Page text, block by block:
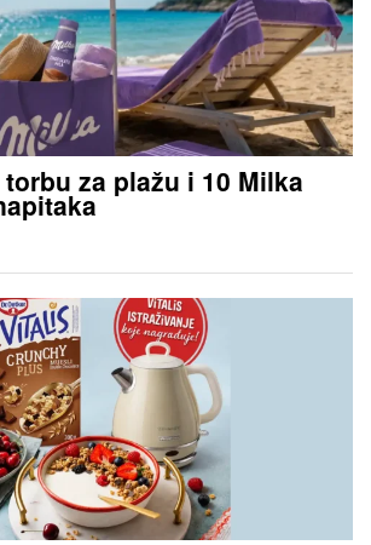
za plažu i 10 Milka